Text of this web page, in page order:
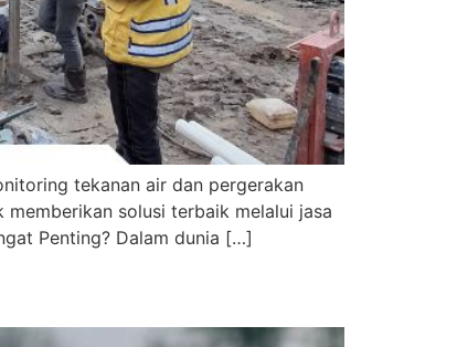
tekanan air dan pergerakan
solusi terbaik melalui jasa
Penting? Dalam dunia […]